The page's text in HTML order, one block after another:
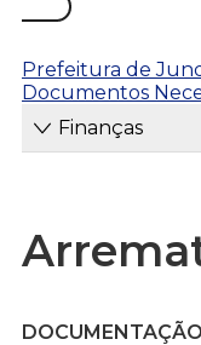
Prefeitura de
Documentos
Finanças